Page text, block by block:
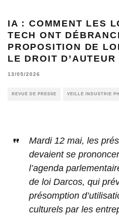
IA : COMMENT LES
TECH ONT
PROPOSITION DE
LE DROIT D’AUTEUR
13/05/2026
REVUE DE PRESSE VEILLE INDUSTRIE
Mardi 12 mai, les
devaient se
l’agenda
de loi Darcos, qui
présomption
culturels par les